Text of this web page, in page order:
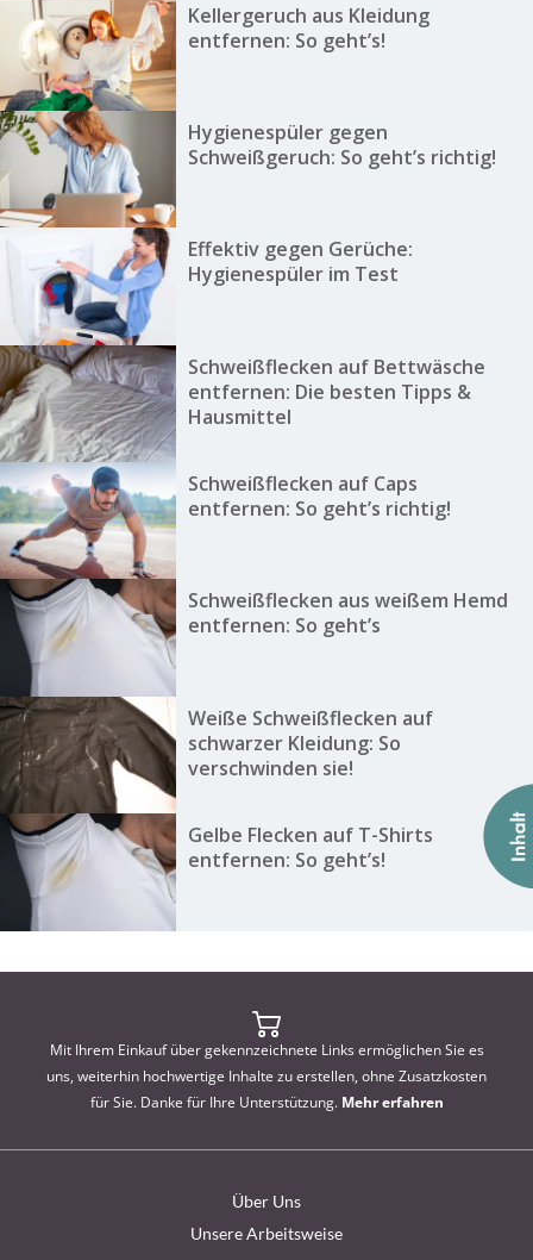
Kellergeruch aus Kleidung
entfernen: So geht’s!
Hygienespüler gegen
Schweißgeruch: So geht’s richtig!
Effektiv gegen Gerüche:
Hygienespüler im Test
Schweißflecken auf Bettwäsche
entfernen: Die besten Tipps &
Hausmittel
Schweißflecken auf Caps
entfernen: So geht’s richtig!
Schweißflecken aus weißem Hemd
entfernen: So geht’s
Weiße Schweißflecken auf
schwarzer Kleidung: So
verschwinden sie!
Gelbe Flecken auf T-Shirts
entfernen: So geht’s!
Mit Ihrem Einkauf über gekennzeichnete Links ermöglichen Sie es
uns, weiterhin hochwertige Inhalte zu erstellen, ohne Zusatzkosten
für Sie. Danke für Ihre Unterstützung. Mehr erfahren
Über Uns
Unsere Arbeitsweise